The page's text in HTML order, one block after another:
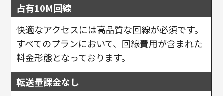
占有10M回線
快適なアクセスには高品質な回線が必須です。
すべてのプランにおいて、回線費用が含まれた
料金形態となっております。
転送量課金なし